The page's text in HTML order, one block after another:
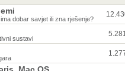
dobar savjet ili zna rješenje?
sustavi